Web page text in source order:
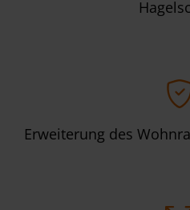
Erweiterung des